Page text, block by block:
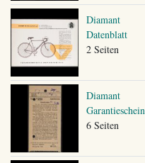
Diamant
Datenblatt
2 Seiten
Diamant
Garantieschein
6 Seiten